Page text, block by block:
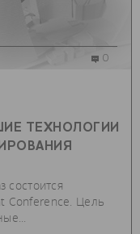
ТЕХНОЛОГИИ
состоится
Conference. Цель
0